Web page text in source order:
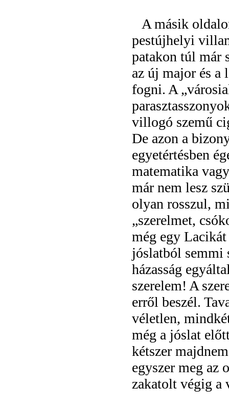
A másik
pestújhelyi
patakon túl már
az új major és a
fogni. A
villogó szemű
De azon a
egyetértésben
matematika
már nem lesz
olyan rosszul,
„szerelmet,
még egy
jóslatból semmi
házasság
szerelem! A
erről beszél.
véletlen,
még a jóslat
kétszer
egyszer meg az
zakatolt végig a